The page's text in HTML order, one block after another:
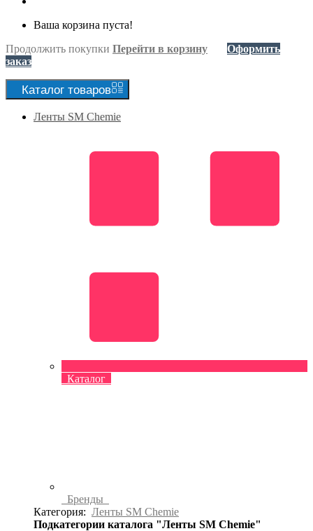
Ваша корзина пуста!
Продолжить покупки Перейти в корзину
Оформить
заказ
Каталог товаров
Ленты SM Chemie
Каталог
Бренды
Категория: Ленты SM Chemie
Подкатегории каталога "Ленты SM Chemie"